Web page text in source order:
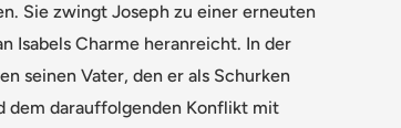
Sie zwingt Joseph zu einer erneuten
Isabels Charme heranreicht. In der
seinen Vater, den er als Schurken
dem darauffolgenden Konflikt mit